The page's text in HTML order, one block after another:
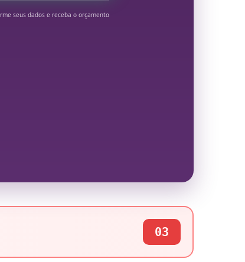
seus dados e receba o orçamento
03